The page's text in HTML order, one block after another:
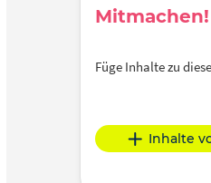
Mitmachen!
Füge Inhalte zu
Inhalte